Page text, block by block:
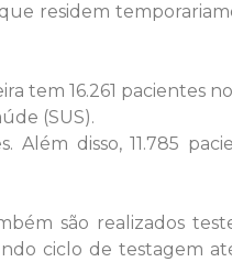
residem
tem 16.261 pacientes
(SUS).
disso, 11.785
são realizados
ciclo de testagem